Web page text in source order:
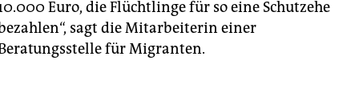
Euro, die Flüchtlinge für so eine Schutzehe
sagt die Mitarbeiterin einer
für Migranten.